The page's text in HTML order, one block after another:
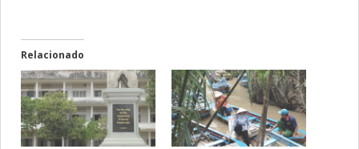
Relacionado